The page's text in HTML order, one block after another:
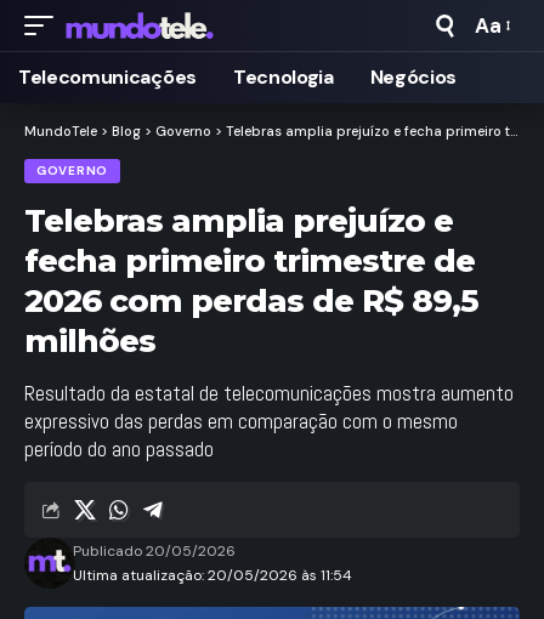
Fonte
Aa
Telecomunicações Tecnologia Negócios
MundoTele > Blog > Governo > Telebras amplia prejuízo e fecha primeiro trimestre de 2026 com perdas de R$ 89,5 milhões
GOVERNO
Telebras amplia prejuízo e
fecha primeiro trimestre de
2026 com perdas de R$ 89,5
milhões
Resultado da estatal de telecomunicações mostra aumento
expressivo das perdas em comparação com o mesmo
período do ano passado
Ultima atualização: 20/05/2026 às 11:54
Publicado 20/05/2026